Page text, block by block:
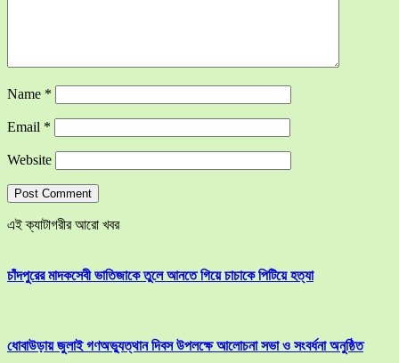
Name *
Email *
Website
এই ক্যাটাগরীর আরো খবর
চাঁদপুরের মাদকসেবী ভাতিজাকে তুলে আনতে গিয়ে চাচাকে পিটিয়ে হত্যা
ধোবাউড়ায় জুলাই গণঅভ্যুত্থান দিবস উপলক্ষে আলোচনা সভা ও সংবর্ধনা অনুষ্ঠিত